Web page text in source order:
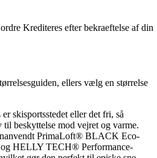
Krediteres efter bekraeftelse af din
ellers vælg en størrelse
skisportsstedet eller det fri, så
beskyttelse mod vejret og varme.
PrimaLoft® BLACK Eco-
HELLY TECH® Performance-